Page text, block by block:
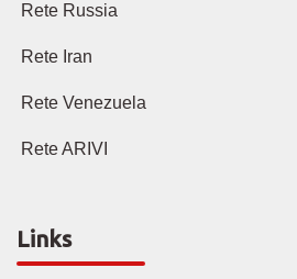
Rete Russia
Rete Iran
Rete Venezuela
Rete ARIVI
Links